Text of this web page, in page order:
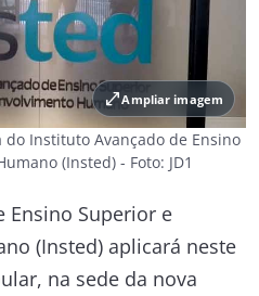
open_in_fullAmpliar imagem
Instituto Avançado de Ensino
(Insted) - Foto: JD1
Ensino Superior e
(Insted) aplicará neste
na sede da nova